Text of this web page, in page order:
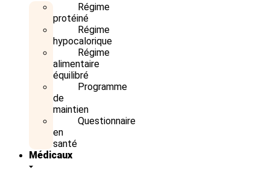
Régime
protéiné
Régime
hypocalorique
Régime
alimentaire
équilibré
Programme
de
maintien
Questionnaire
en
santé
Médicaux